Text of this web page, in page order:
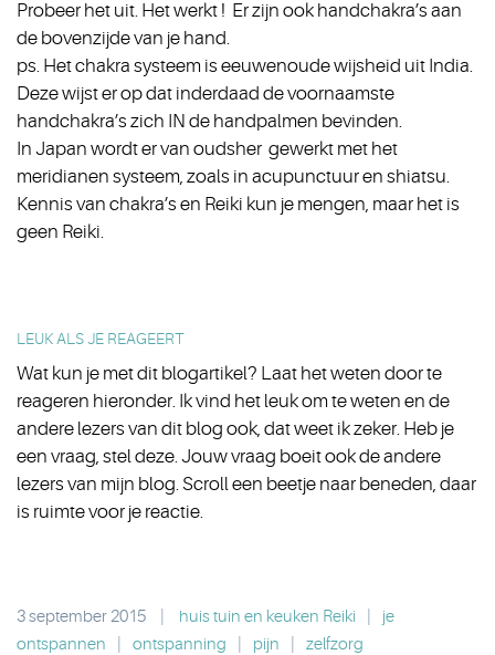
Probeer het uit. Het werkt ! Er zijn ook handchakra’s aan
de bovenzijde van je hand.
ps. Het chakra systeem is eeuwenoude wijsheid uit India.
Deze wijst er op dat inderdaad de voornaamste
handchakra’s zich IN de handpalmen bevinden.
In Japan wordt er van oudsher gewerkt met het
meridianen systeem, zoals in acupunctuur en shiatsu.
Kennis van chakra’s en Reiki kun je mengen, maar het is
geen Reiki.
LEUK ALS JE REAGEERT
Wat kun je met dit blogartikel? Laat het weten door te
reageren hieronder. Ik vind het leuk om te weten en de
andere lezers van dit blog ook, dat weet ik zeker. Heb je
een vraag, stel deze. Jouw vraag boeit ook de andere
lezers van mijn blog. Scroll een beetje naar beneden, daar
is ruimte voor je reactie.
3 september 2015 huis tuin en keuken Reiki
je
ontspannen
ontspanning pijn zelfzorg